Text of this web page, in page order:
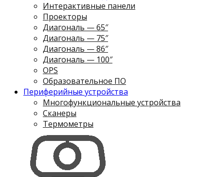
Интерактивные панели
Проекторы
Диагональ — 65″
Диагональ — 75″
Диагональ — 86″
Диагональ — 100″
OPS
Образовательное ПО
Периферийные устройства
Многофункциональные устройства
Сканеры
Термометры